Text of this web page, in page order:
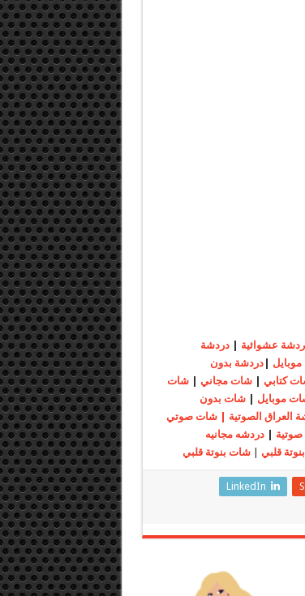
عشوائية |دردشة
|دردشة بدون
كتابي |شات مجاني |شات
موبايل |شات بدون
العراق الصوتية | شات صوتي
صوتية |دردشه مجانيه
قلبي |شات بنوتة قلبي
LinkedIn